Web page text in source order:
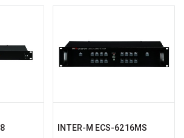
INTER-M ECS-6216MS